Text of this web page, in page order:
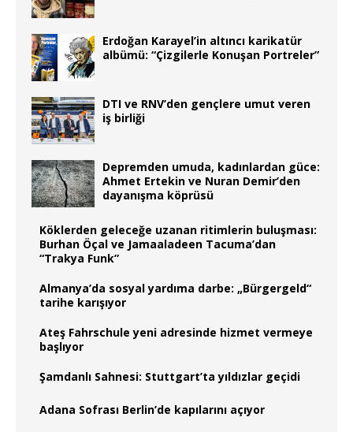
Erdoğan Karayel’in altıncı karikatür
albümü: “Çizgilerle Konuşan Portreler”
DTI ve RNV’den gençlere umut veren
iş birliği
Depremden umuda, kadınlardan güce:
Ahmet Ertekin ve Nuran Demir’den
dayanışma köprüsü
Köklerden geleceğe uzanan ritimlerin buluşması:
Burhan Öçal ve Jamaaladeen Tacuma’dan
“Trakya Funk”
Almanya’da sosyal yardıma darbe: „Bürgergeld“
tarihe karışıyor
Ateş Fahrschule yeni adresinde hizmet vermeye
başlıyor
Şamdanlı Sahnesi: Stuttgart’ta yıldızlar geçidi
Adana Sofrası Berlin’de kapılarını açıyor